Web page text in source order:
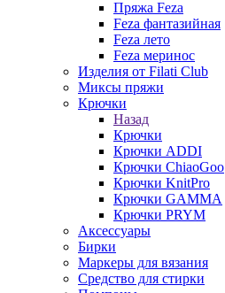
Пряжа Feza
Feza фантазийная
Feza лето
Feza меринос
Изделия от Filati Club
Миксы пряжи
Крючки
Назад
Крючки
Крючки ADDI
Крючки ChiaoGoo
Крючки KnitPro
Крючки GAMMA
Крючки PRYM
Аксессуары
Бирки
Маркеры для вязания
Средство для стирки